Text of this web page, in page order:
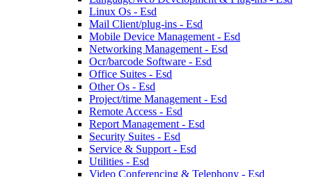
Linux Os - Esd
Mail Client/plug-ins - Esd
Mobile Device Management - Esd
Networking Management - Esd
Ocr/barcode Software - Esd
Office Suites - Esd
Other Os - Esd
Project/time Management - Esd
Remote Access - Esd
Report Management - Esd
Security Suites - Esd
Service & Support - Esd
Utilities - Esd
Video Conferencing & Telephony - Esd